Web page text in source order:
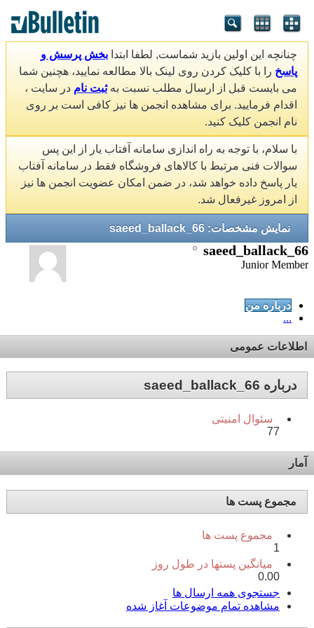
چنانچه این اولین بازید شماست, لطفا ابتدا بخش پرسش و
پاسخ را با کلیک کردن روی لینک بالا مطالعه نمایید، هچنین شما
می بایست قبل از ارسال مطلب نسبت بهثبت نام در سایت ،
اقدام فرمایید. برای مشاهده انجمن ها نیز کافی است بر روی
نام انجمن کلیک کنید.
با سلام، با توجه به راه اندازی سامانه آفتاب یار از این پس
سوالات فنی مرتبط با کالاهای فروشگاه فقط در سامانه آفتاب
یار پاسخ داده خواهد شد، در ضمن امکان عضویت انجمن ها نیز
از امروز غیرفعال شد.
نمایش مشخصات: saeed_ballack_66
saeed_ballack_66
Junior Member
درباره من
...
اطلاعات عمومی
درباره saeed_ballack_66
سئوال امنیتی
77
آمار
مجموع پست ها
مجموع پست ها
1
میانگین پستها در طول روز
0.00
جستجوی همه ارسال ها
مشاهده تمام موضوعات آغاز شده